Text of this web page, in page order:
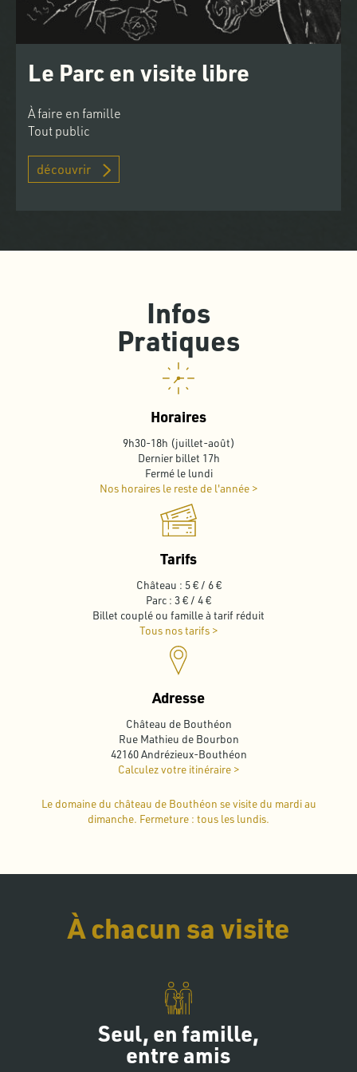
Le Parc en visite libre
À faire en famille
Tout public
découvrir
Infos
Pratiques
Horaires
9h30-18h (juillet-août)
Dernier billet 17h
Fermé le lundi
Nos horaires le reste de l'année >
Tarifs
Château : 5 € / 6 €
Parc : 3 € / 4 €
Billet couplé ou famille à tarif réduit
Tous nos tarifs >
Adresse
Château de Bouthéon
Rue Mathieu de Bourbon
42160 Andrézieux-Bouthéon
Calculez votre itinéraire >
Le domaine du château de Bouthéon se visite du mardi au
dimanche. Fermeture : tous les lundis.
À chacun sa visite
Seul, en famille,
entre amis